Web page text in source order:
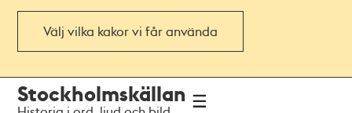
Välj vilka kakor vi får använda
navigationen
huvudinnehållet
Stockholmskällan